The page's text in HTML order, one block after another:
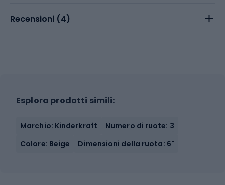
Recensioni (4)
Esplora prodotti simili:
Marchio: Kinderkraft
Numero di ruote: 3
Colore: Beige
Dimensioni della ruota: 6"